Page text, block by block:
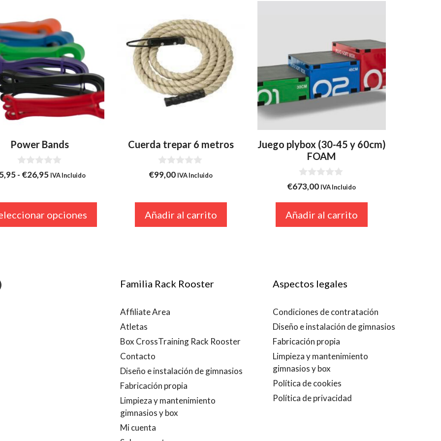
Power Bands
5,95- €26,95Rango
desde
€5,95
IVA Incluido
opciones
Cuerda trepar 6 metros
0
d
€99,00 IVA Incluido
Añadir al carrito
Juego plybox (30-45 y 60cm)
FOAM
0
d
€673,00 IVA Incluido
Añadir al carrito
Familia Rack Rooster
Affiliate Area
Atletas
Box CrossTraining Rack Rooster
Contacto
Diseño e instalación de gimnasios
Fabricación propia
Limpieza y mantenimiento
gimnasios y box
Mi cuenta
Aspectos legales
Condiciones de contratación
Diseño e instalación de gimnasios
Fabricación propia
Limpieza y mantenimiento
gimnasios y box
Política de cookies
Política de privacidad